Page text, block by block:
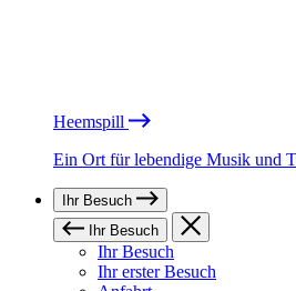
Heemspill
Ein Ort für lebendige Musik und
Ihr Besuch
Ihr Besuch
Ihr Besuch
Ihr erster Besuch